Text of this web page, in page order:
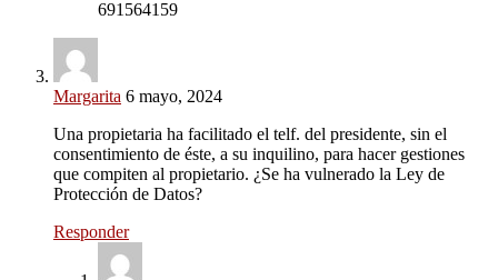
691564159
Margarita 6 mayo, 2024
Una propietaria ha facilitado el telf. del presidente, sin el
consentimiento de éste, a su inquilino, para hacer gestiones
que compiten al propietario. ¿Se ha vulnerado la Ley de
Protección de Datos?
Responder